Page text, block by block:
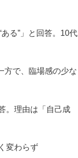
る”」と回答。10代
方で、臨場感の少な
。理由は「自己成
変わらず